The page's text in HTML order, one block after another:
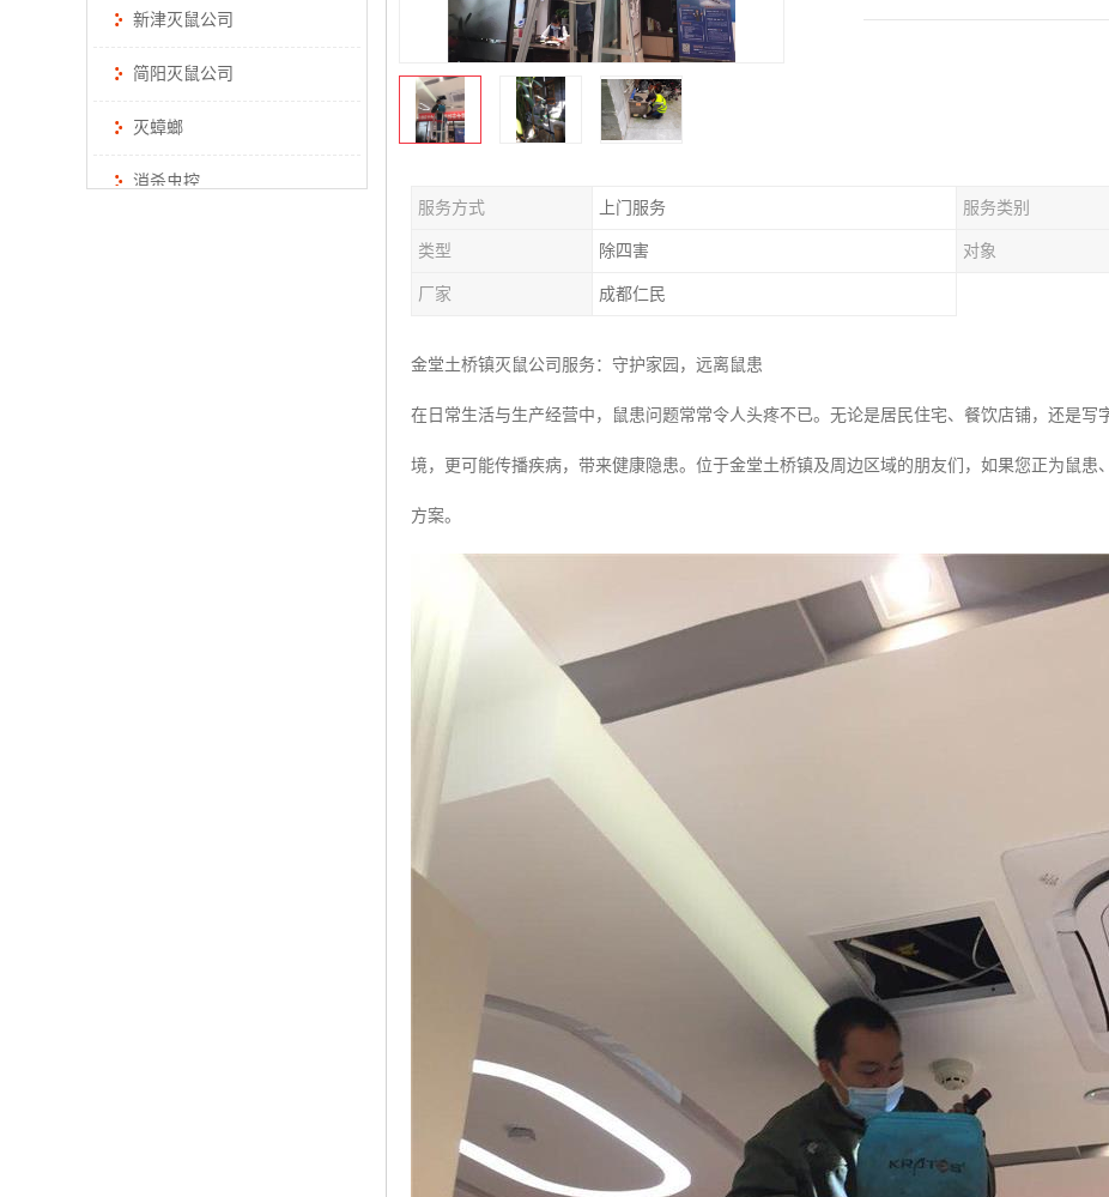
新津灭鼠公司
简阳灭鼠公司
灭蟑螂
消杀虫控
服务方式 上门服务 服务类别
类型 除四害 对象
厂家 成都仁民
金堂土桥镇灭鼠公司服务：守护家园，远离鼠患
在日常生活与生产经营中，鼠患问题常常令人头疼不已。无论是居民住宅、餐饮店铺，还是
境，更可能传播疾病，带来健康隐患。位于金堂土桥镇及周边区域的朋友们，如果您正为鼠
方案。